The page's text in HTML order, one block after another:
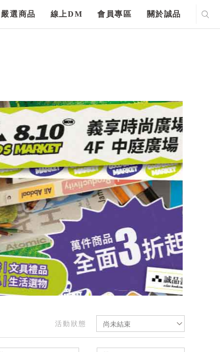
嚴選商品 線上DM 會員專區 關於誠品
活動狀態 尚未結束